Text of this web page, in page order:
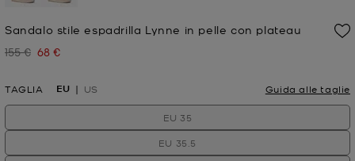
Sandalo stile espadrilla Lynne in pelle con plateau
Prezzo iniziale
155 € Prezzo attuale
68 €
TAGLIA EU US Guida alle taglie
EU 35
EU 35.5